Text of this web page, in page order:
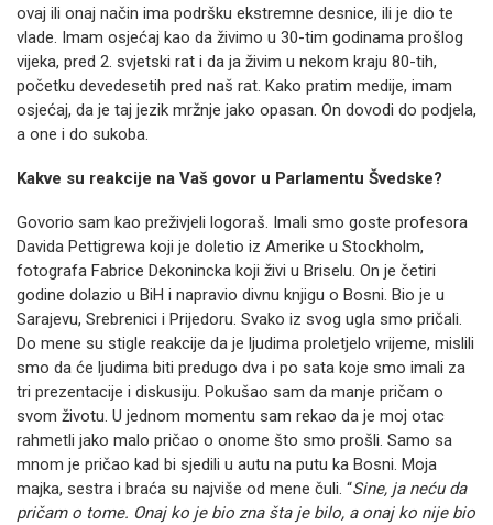
ovaj ili onaj način ima podršku ekstremne desnice, ili je dio te
vlade. Imam osjećaj kao da živimo u 30-tim godinama prošlog
vijeka, pred 2. svjetski rat i da ja živim u nekom kraju 80-tih,
početku devedesetih pred naš rat. Kako pratim medije, imam
osjećaj, da je taj jezik mržnje jako opasan. On dovodi do podjela,
a one i do sukoba.
Kakve su reakcije na Vaš govor u Parlamentu Švedske?
Govorio sam kao preživjeli logoraš. Imali smo goste profesora
Davida Pettigrewa koji je doletio iz Amerike u Stockholm,
fotografa Fabrice Dekonincka koji živi u Briselu. On je četiri
godine dolazio u BiH i napravio divnu knjigu o Bosni. Bio je u
Sarajevu, Srebrenici i Prijedoru. Svako iz svog ugla smo pričali.
Do mene su stigle reakcije da je ljudima proletjelo vrijeme, mislili
smo da će ljudima biti predugo dva i po sata koje smo imali za
tri prezentacije i diskusiju. Pokušao sam da manje pričam o
svom životu. U jednom momentu sam rekao da je moj otac
rahmetli jako malo pričao o onome što smo prošli. Samo sa
mnom je pričao kad bi sjedili u autu na putu ka Bosni. Moja
majka, sestra i braća su najviše od mene čuli. “Sine, ja neću da
pričam o tome. Onaj ko je bio zna šta je bilo, a onaj ko nije bio